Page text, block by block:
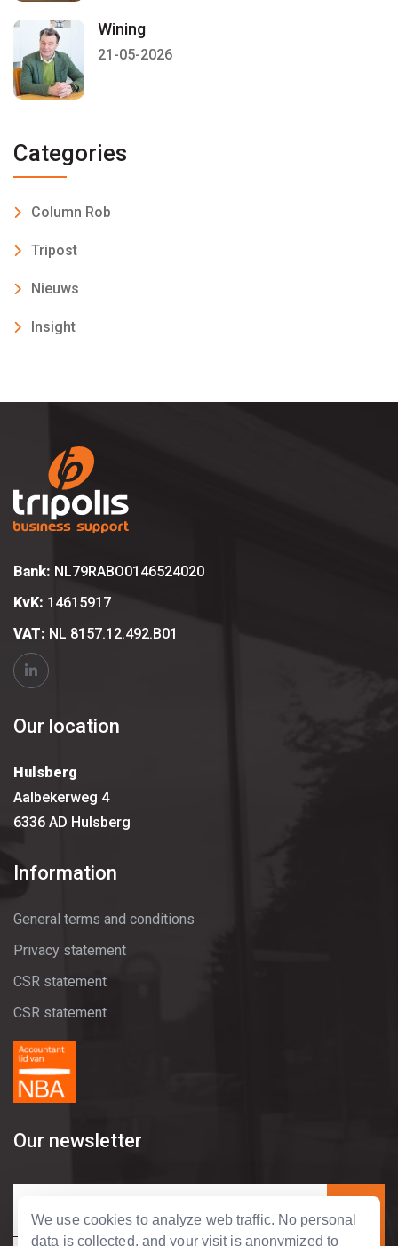
We use cookies to analyze web traffic. No personal
data is collected, and your visit is anonymized to
Wining
21-05-2026
Categories
Column Rob
Tripost
Nieuws
Insight
Bank: NL79RABO0146524020
KvK: 14615917
VAT: NL 8157.12.492.B01
Our location
Hulsberg
Aalbekerweg 4
6336 AD Hulsberg
Information
General terms and conditions
Privacy statement
CSR statement
CSR statement
Our newsletter